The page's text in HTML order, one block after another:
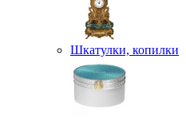
Шкатулки, копилки